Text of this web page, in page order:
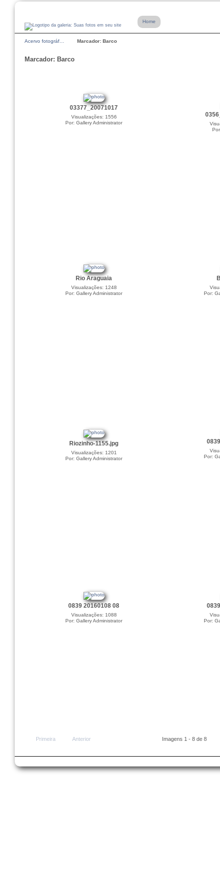
Home
Acervo fotográf… Marcador: Barco
Marcador: Barco
03377_20071017
Visualizações: 1556
Por: Gallery Administrator
Rio Araguaia
Visualizações: 1248
Por: Gallery Administrator
Por:
Riozinho-1155.jpg
Visualizações: 1201
Por: Gallery Administrator
Por:
0839 20160108 08
Visualizações: 1088
Por: Gallery Administrator
Por:
Primeira Anterior Imagens 1 - 8 de 8